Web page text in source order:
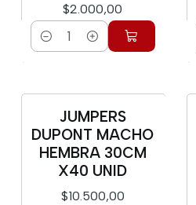
$2.000,00
Cantidad
JUMPERS
DUPONT MACHO
HEMBRA 30CM
X40 UNID
$10.500,00